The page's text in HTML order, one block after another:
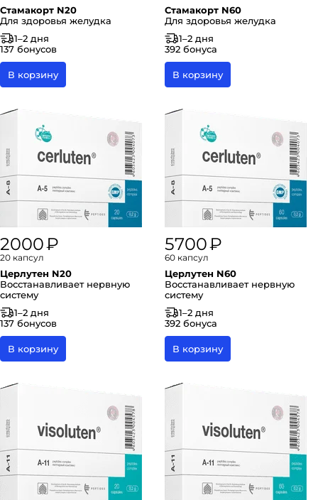
Стамакорт N20
Для здоровья желудка
1–2 дня
137 бонусов
В корзину
Стамакорт N60
Для здоровья желудка
1–2 дня
392 бонуса
В корзину
2000 ₽
20 капсул
Церлутен N20
Восстанавливает нервную
систему
1–2 дня
137 бонусов
В корзину
5700 ₽
60 капсул
Церлутен N60
Восстанавливает нервную
систему
1–2 дня
392 бонуса
В корзину